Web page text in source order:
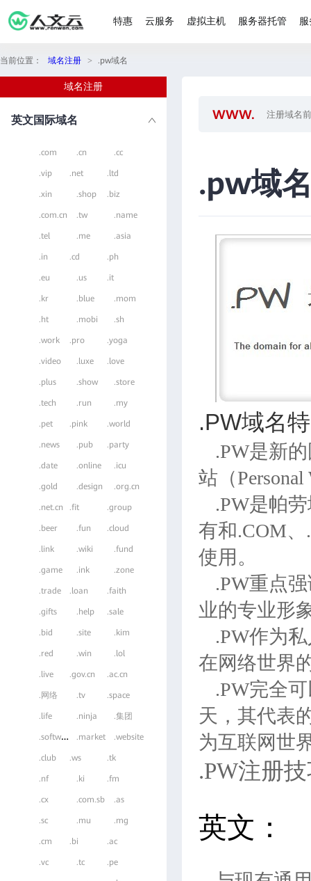
特惠 云服务 虚拟主机 服务器托管
当前位置： 域名注册 > .pw域名
域名注册
英文国际域名
.com .cn .cc
.vip .net .ltd
.xin .shop .biz
.com.cn .tw .name
.tel .me .asia
.in .cd .ph
.eu .us .it
.kr .blue .mom
.ht .mobi .sh
.work .pro .yoga
.video .luxe .love
.plus .show .store
.tech .run .my
.pet .pink .world
.news .pub .party
.date .online .icu
.gold .design .org.cn
.net.cn .fit .group
.beer .fun .cloud
.link .wiki .fund
.game .ink .zone
.trade .loan .faith
.gifts .help .sale
.bid .site .kim
.red .win .lol
.live .gov.cn .ac.cn
.网络 .tv .space
.life .ninja .集团
.
software .market .website
.club .ws .tk
.nf .ki .fm
.cx .com.sb .as
.sc .mu .mg
.cm .bi .ac
.vc .tc .pe
.pw域
.PW域名
.PW是新
站（
.PW是帕
有和.COM
使用。
.PW重点
业的专业形
.PW作为
在网络世界
.PW完全
天，其代表
为互联网世
.PW注册
英文：